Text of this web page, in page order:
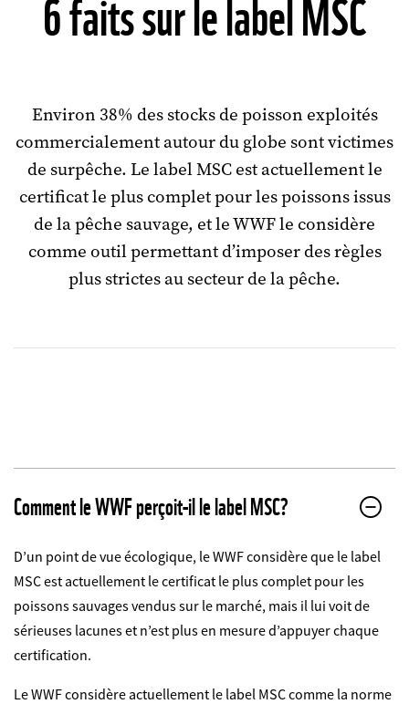
6 faits sur le label MSC
Environ 38% des stocks de poisson exploités
commercialement autour du globe sont victimes
de surpêche. Le label MSC est actuellement le
certificat le plus complet pour les poissons issus
de la pêche sauvage, et le WWF le considère
comme outil permettant d’imposer des règles
plus strictes au secteur de la pêche.
Comment le WWF perçoit-il le label MSC?
D’un point de vue écologique, le WWF considère que le label
MSC est actuellement le certificat le plus complet pour les
poissons sauvages vendus sur le marché, mais il lui voit de
sérieuses lacunes et n’est plus en mesure d’appuyer chaque
certification.
Le WWF considère actuellement le label MSC comme la norme